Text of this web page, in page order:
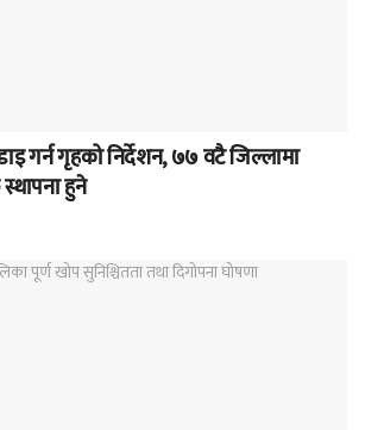
गर्न गृहको निर्देशन, ७७ वटै जिल्लामा
हुने